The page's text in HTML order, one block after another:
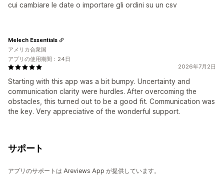
cui cambiare le date o importare gli ordini su un csv
2026年7月2日
Starting with this app was a bit bumpy. Uncertainty and
communication clarity were hurdles. After overcoming the
obstacles, this turned out to be a good fit. Communication was
the key. Very appreciative of the wonderful support.
Melech Essentials
アメリカ合衆国
アプリの使用期間：24日
サポート
アプリのサポートは Areviews App が提供しています。